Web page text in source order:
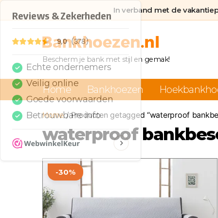
In verband met de
Bankhoezen.nl
Bescherm je bank met stijl en gemak!
Home Bankhoezen
Home/ Producten getagged “waterproof
waterproof
-30%
Dit
product
heeft
meerdere